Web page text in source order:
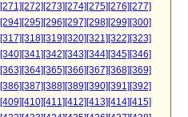
[271][272][273][274][275][276][277]
[294][295][296][297][298][299][300]
[317][318][319][320][321][322][323]
[340][341][342][343][344][345][346]
[363][364][365][366][367][368][369]
[386][387][388][389][390][391][392]
[409][410][411][412][413][414][415]